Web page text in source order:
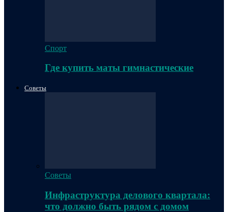
Спорт
Где купить маты гимнастические
Советы
Советы
Инфраструктура делового квартала:
что должно быть рядом с домом